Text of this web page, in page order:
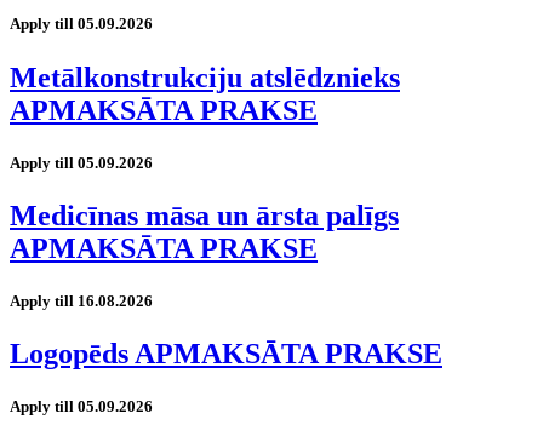
Apply till 05.09.2026
Metālkonstrukciju atslēdznieks
APMAKSĀTA PRAKSE
Apply till 05.09.2026
Medicīnas māsa un ārsta palīgs
APMAKSĀTA PRAKSE
Apply till 16.08.2026
Logopēds APMAKSĀTA PRAKSE
Apply till 05.09.2026